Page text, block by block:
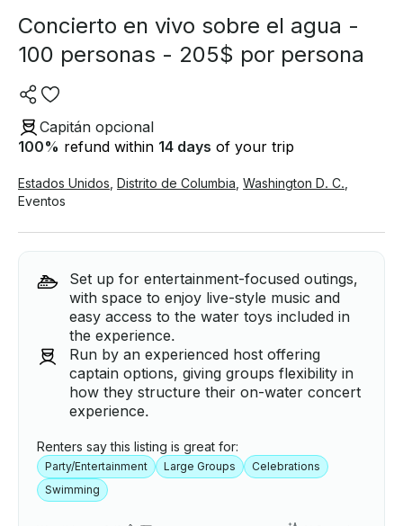
Concierto en vivo sobre el agua -
100 personas - 205$ por persona
Capitán opcional
100% refund within 14 days of your trip
Estados Unidos Distrito de Columbia Washington D. C.
Eventos
Set up for entertainment-focused outings,
with space to enjoy live-style music and
easy access to the water toys included in
the experience.
Run by an experienced host offering
captain options, giving groups flexibility in
how they structure their on-water concert
experience.
Renters say this listing is great for:
Party/Entertainment Large Groups
Celebrations
Swimming